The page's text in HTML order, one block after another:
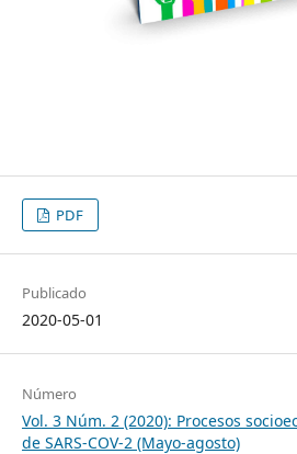
PDF
Publicado
2020-05-01
Número
Vol. 3 Núm. 2 (2020): Procesos
de SARS-COV-2 (Mayo-agosto)